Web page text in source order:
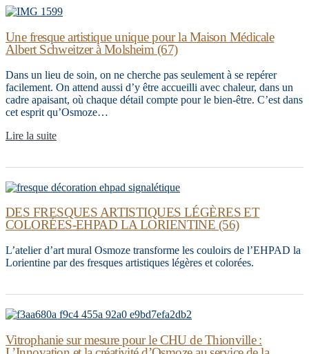
Une fresque artistique unique pour la Maison Médicale
Albert Schweitzer à Molsheim (67)
Dans un lieu de soin, on ne cherche pas seulement à se repérer
facilement. On attend aussi d’y être accueilli avec chaleur, dans un
cadre apaisant, où chaque détail compte pour le bien-être. C’est dans
cet esprit qu’Osmoze…
Lire la suite
DES FRESQUES ARTISTIQUES LÉGÈRES ET
COLORÉES-EHPAD LA LORIENTINE (56)
L’atelier d’art mural Osmoze transforme les couloirs de l’EHPAD la
Lorientine par des fresques artistiques légères et colorées.
Vitrophanie sur mesure pour le CHU de Thionville :